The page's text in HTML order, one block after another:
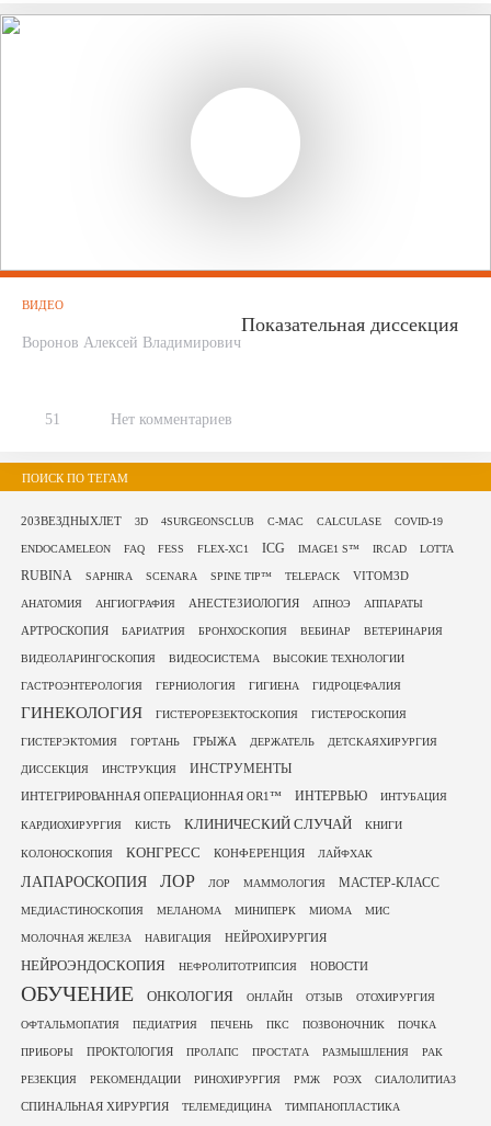
ВИДЕО
Воронов Алексей Владимирович
Показательная диссекция
51 Нет комментариев
ПОИСК ПО ТЕГАМ
20ЗВЕЗДНЫХЛЕТ 3D 4SURGEONSCLUB C-MAC CALCULASE COVID-19
ENDOCAMELEON FAQ FESS FLEX-XC1 ICG IMAGE1 S™ IRCAD LOTTA
RUBINA SAPHIRA SCENARA SPINE TIP™ TELEPACK VITOM3D
АНАТОМИЯ АНГИОГРАФИЯ АНЕСТЕЗИОЛОГИЯ АПНОЭ АППАРАТЫ
АРТРОСКОПИЯ БАРИАТРИЯ БРОНХОСКОПИЯ ВЕБИНАР ВЕТЕРИНАРИЯ
ВИДЕОЛАРИНГОСКОПИЯ ВИДЕОСИСТЕМА ВЫСОКИЕ ТЕХНОЛОГИИ
ГАСТРОЭНТЕРОЛОГИЯ ГЕРНИОЛОГИЯ ГИГИЕНА ГИДРОЦЕФАЛИЯ
ГИНЕКОЛОГИЯ ГИСТЕРОРЕЗЕКТОСКОПИЯ ГИСТЕРОСКОПИЯ
ГИСТЕРЭКТОМИЯ ГОРТАНЬ ГРЫЖА ДЕРЖАТЕЛЬ ДЕТСКАЯХИРУРГИЯ
ДИССЕКЦИЯ ИНСТРУКЦИЯ ИНСТРУМЕНТЫ
ИНТЕГРИРОВАННАЯ ОПЕРАЦИОННАЯ OR1™ ИНТЕРВЬЮ ИНТУБАЦИЯ
КАРДИОХИРУРГИЯ КИСТЬ КЛИНИЧЕСКИЙ СЛУЧАЙ КНИГИ
КОЛОНОСКОПИЯ КОНГРЕСС КОНФЕРЕНЦИЯ ЛАЙФХАК
ЛАПАРОСКОПИЯ ЛОР ЛОР МАММОЛОГИЯ МАСТЕР-КЛАСС
МЕДИАСТИНОСКОПИЯ МЕЛАНОМА МИНИПЕРК МИОМА МИС
МОЛОЧНАЯ ЖЕЛЕЗА НАВИГАЦИЯ НЕЙРОХИРУРГИЯ
НЕЙРОЭНДОСКОПИЯ НЕФРОЛИТОТРИПСИЯ НОВОСТИ
ОБУЧЕНИЕ ОНКОЛОГИЯ ОНЛАЙН ОТЗЫВ ОТОХИРУРГИЯ
ОФТАЛЬМОПАТИЯ ПЕДИАТРИЯ ПЕЧЕНЬ ПКС ПОЗВОНОЧНИК ПОЧКА
ПРИБОРЫ ПРОКТОЛОГИЯ ПРОЛАПС ПРОСТАТА РАЗМЫШЛЕНИЯ РАК
РЕЗЕКЦИЯ РЕКОМЕНДАЦИИ РИНОХИРУРГИЯ РМЖ РОЭХ СИАЛОЛИТИАЗ
СПИНАЛЬНАЯ ХИРУРГИЯ ТЕЛЕМЕДИЦИНА ТИМПАНОПЛАСТИКА